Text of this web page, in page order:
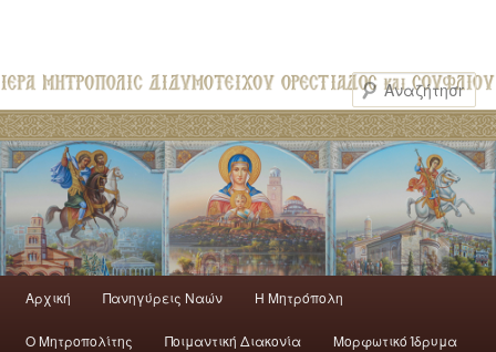
Αρχική Πανηγύρεις Ναών H Mητρόπολη
Ο Mητροπολίτης Ποιμαντική Διακονία Μορφωτικό Ίδρυμα